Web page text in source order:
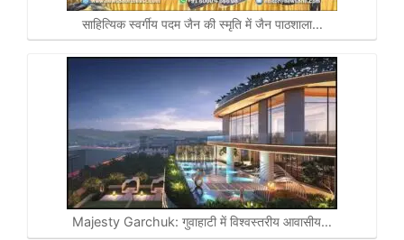
साहित्यिक स्वर्गीय पदम जैन की स्मृति में जैन पाठशाला…
Majesty Garchuk: गुवाहाटी में विश्वस्तरीय आवासीय…